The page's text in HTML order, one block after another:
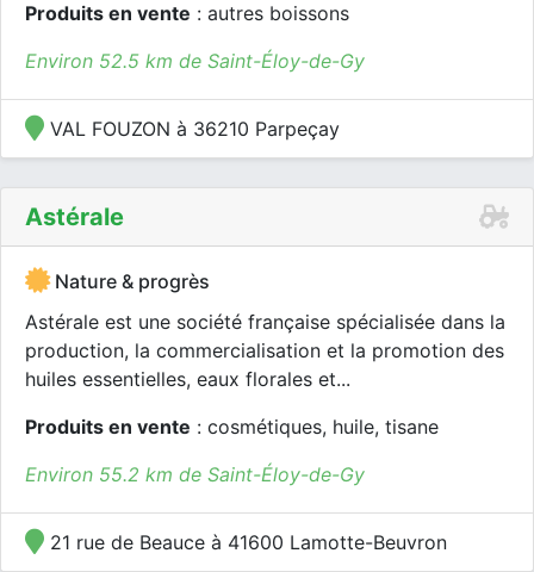
Produits en vente : autres boissons
Environ 52.5 km de Saint-Éloy-de-Gy
VAL FOUZON à 36210 Parpeçay
Astérale
Nature & progrès
Astérale est une société française spécialisée dans la
production, la commercialisation et la promotion des
huiles essentielles, eaux florales et...
Produits en vente : cosmétiques, huile, tisane
Environ 55.2 km de Saint-Éloy-de-Gy
21 rue de Beauce à 41600 Lamotte-Beuvron